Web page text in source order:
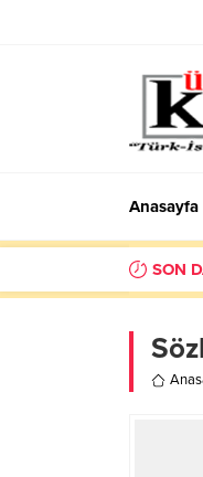
Anasayfa
SON